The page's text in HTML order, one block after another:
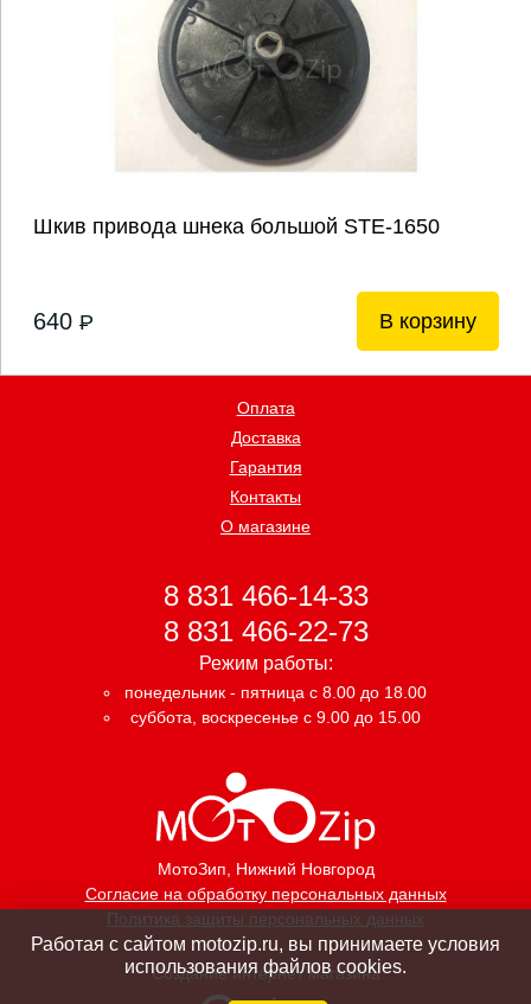
Шкив привода шнека большой STЕ-1650
640 P В корзину
МотоЗип, Нижний Новгород
Согласие на обработку персональных данных
Политика защиты персональных данных
Оплата
Доставка
Гарантия
Контакты
О магазине
8 831 466-14-33
8 831 466-22-73
Режим работы:
понедельник - пятница с 8.00 до 18.00
суббота, воскресенье с 9.00 до 15.00
Создание интернет магазина
Работая с сайтом motozip.ru, вы принимаете условия
использования файлов cookies.